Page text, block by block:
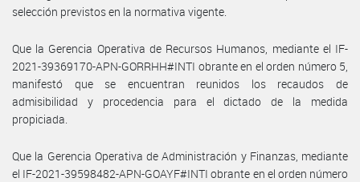
selección previstos en la normativa vigente.
Que la Gerencia Operativa de Recursos Humanos, mediante el IF-
2021-39369170-APN-GORRHH#INTI obrante en el orden número 5,
manifestó que se encuentran reunidos los recaudos de
admisibilidad y procedencia para el dictado de la medida
propiciada.
Que la Gerencia Operativa de Administración y Finanzas, mediante
el IF-2021-39598482-APN-GOAYF#INTI obrante en el orden número